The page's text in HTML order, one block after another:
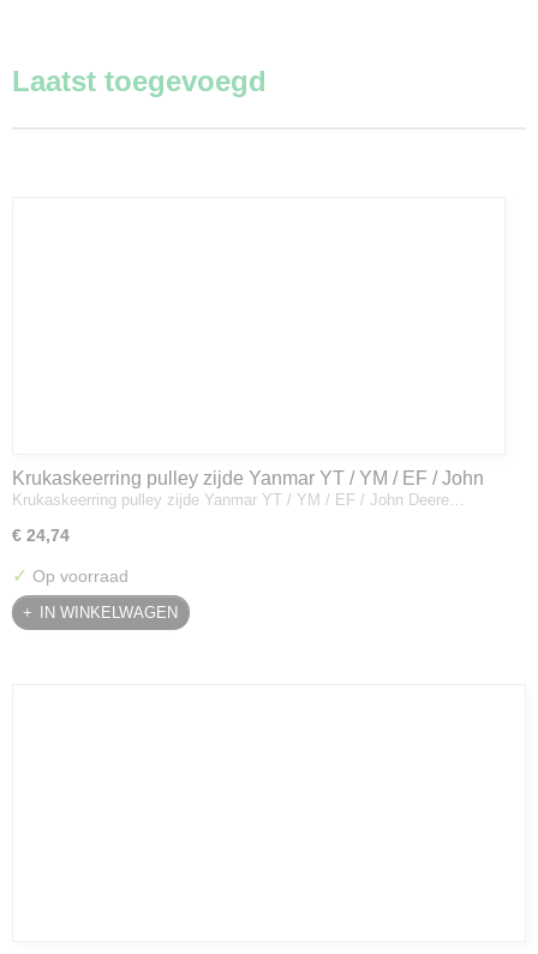
Laatst toegevoegd
Krukaskeerring pulley zijde Yanmar YT / YM / EF / John
Deere - 119934-01800
Krukaskeerring pulley zijde Yanmar YT / YM / EF / John Deere…
€ 24,74
✓ Op voorraad
IN WINKELWAGEN